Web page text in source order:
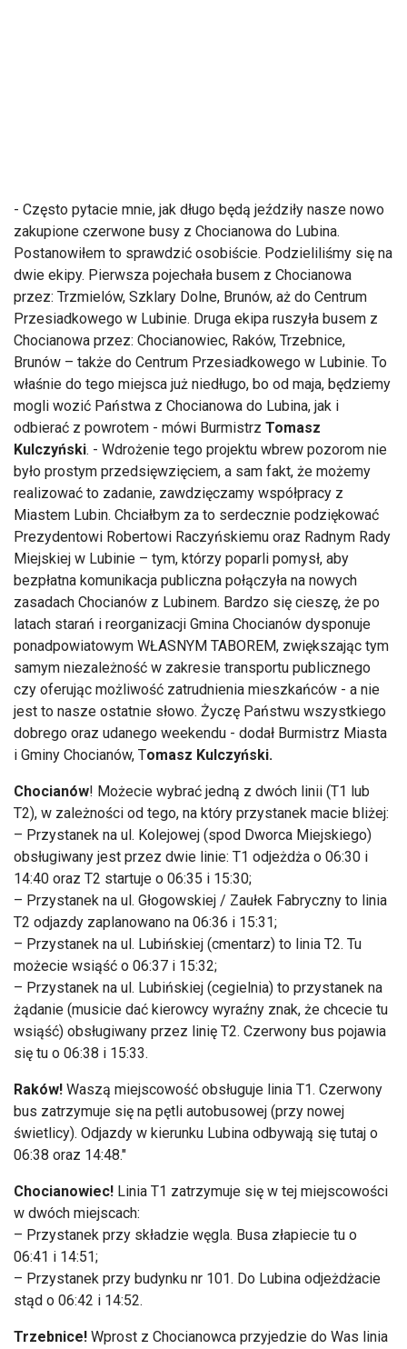
- Często pytacie mnie, jak długo będą jeździły nasze nowo
zakupione czerwone busy z Chocianowa do Lubina.
Postanowiłem to sprawdzić osobiście. Podzieliliśmy się na
dwie ekipy. Pierwsza pojechała busem z Chocianowa
przez: Trzmielów, Szklary Dolne, Brunów, aż do Centrum
Przesiadkowego w Lubinie. Druga ekipa ruszyła busem z
Chocianowa przez: Chocianowiec, Raków, Trzebnice,
Brunów – także do Centrum Przesiadkowego w Lubinie. To
właśnie do tego miejsca już niedługo, bo od maja, będziemy
mogli wozić Państwa z Chocianowa do Lubina, jak i
odbierać z powrotem - mówi Burmistrz Tomasz
Kulczyński. - Wdrożenie tego projektu wbrew pozorom nie
było prostym przedsięwzięciem, a sam fakt, że możemy
realizować to zadanie, zawdzięczamy współpracy z
Miastem Lubin. Chciałbym za to serdecznie podziękować
Prezydentowi Robertowi Raczyńskiemu oraz Radnym Rady
Miejskiej w Lubinie – tym, którzy poparli pomysł, aby
bezpłatna komunikacja publiczna połączyła na nowych
zasadach Chocianów z Lubinem. Bardzo się cieszę, że po
latach starań i reorganizacji Gmina Chocianów dysponuje
ponadpowiatowym WŁASNYM TABOREM, zwiększając tym
samym niezależność w zakresie transportu publicznego
czy oferując możliwość zatrudnienia mieszkańców - a nie
jest to nasze ostatnie słowo. Życzę Państwu wszystkiego
dobrego oraz udanego weekendu - dodał Burmistrz Miasta
i Gminy Chocianów, Tomasz Kulczyński.
Chocianów! Możecie wybrać jedną z dwóch linii (T1 lub
T2), w zależności od tego, na który przystanek macie bliżej:
– Przystanek na ul. Kolejowej (spod Dworca Miejskiego)
obsługiwany jest przez dwie linie: T1 odjeżdża o 06:30 i
14:40 oraz T2 startuje o 06:35 i 15:30;
– Przystanek na ​ul. Głogowskiej / Zaułek Fabryczny to linia
T2 odjazdy zaplanowano na 06:36 i 15:31;
– Przystanek na ​ul. Lubińskiej (cmentarz) to linia T2. Tu
możecie wsiąść o 06:37 i 15:32;
– Przystanek na ​ul. Lubińskiej (cegielnia) to przystanek na
żądanie (musicie dać kierowcy wyraźny znak, że chcecie tu
wsiąść) obsługiwany przez linię T2. Czerwony bus pojawia
się tu o 06:38 i 15:33.
Raków! Waszą miejscowość obsługuje linia T1. Czerwony
bus zatrzymuje się na pętli autobusowej (przy nowej
świetlicy). Odjazdy w kierunku Lubina odbywają się tutaj o
06:38 oraz 14:48."
Chocianowiec! Linia T1 zatrzymuje się w tej miejscowości
w dwóch miejscach:
– Przystanek przy ​składzie węgla. Busa złapiecie tu o
06:41 i 14:51;
– Przystanek przy budynku nr 101. Do Lubina odjeżdżacie
stąd o 06:42 i 14:52.
Trzebnice! Wprost z Chocianowca przyjedzie do Was linia